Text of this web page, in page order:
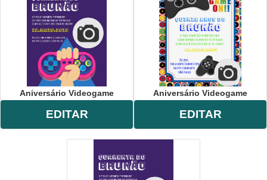
Aniversário Videogame
EDITAR
Aniversário Videogame
EDITAR